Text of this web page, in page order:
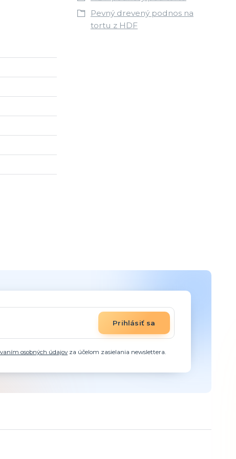
Pevný drevený podnos na
tortu z HDF
Prihlásiť sa
osobných údajov za účelom zasielania newslettera.